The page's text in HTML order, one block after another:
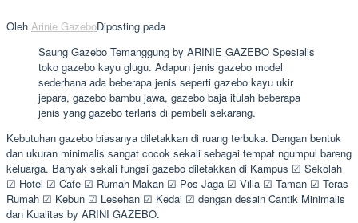
Oleh Arinie GazeboDiposting pada
Saung Gazebo Temanggung by ARINIE GAZEBO Spesialis
toko gazebo kayu glugu. Adapun jenis gazebo model
sederhana ada beberapa jenis seperti gazebo kayu ukir
jepara, gazebo bambu jawa, gazebo baja itulah beberapa
jenis yang gazebo terlaris di pembeli sekarang.
Kebutuhan gazebo biasanya diletakkan di ruang terbuka. Dengan bentuk
dan ukuran minimalis sangat cocok sekali sebagai tempat ngumpul bareng
keluarga. Banyak sekali fungsi gazebo diletakkan di Kampus ☑ Sekolah
☑ Hotel ☑ Cafe ☑ Rumah Makan ☑ Pos Jaga ☑ Villa ☑ Taman ☑ Teras
Rumah ☑ Kebun ☑ Lesehan ☑ Kedai ☑ dengan desain Cantik Minimalis
dan Kualitas by ARINI GAZEBO.